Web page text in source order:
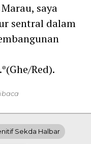
saya
sentral dalam
Red).
Sekda Halbar